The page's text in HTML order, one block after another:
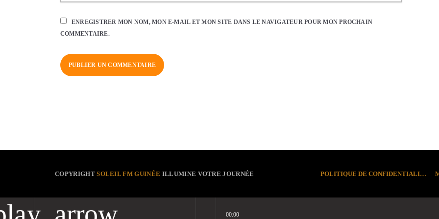
00:00
ENREGISTRER MON NOM, MON E-MAIL ET MON SITE DANS LE NAVIGATEUR POUR MON PROCHAIN
COMMENTAIRE.
COPYRIGHTSOLEIL FM GUINÉE ILLUMINE VOTRE JOURNÉE POLITIQUE DE CONFIDENTIALITÉ